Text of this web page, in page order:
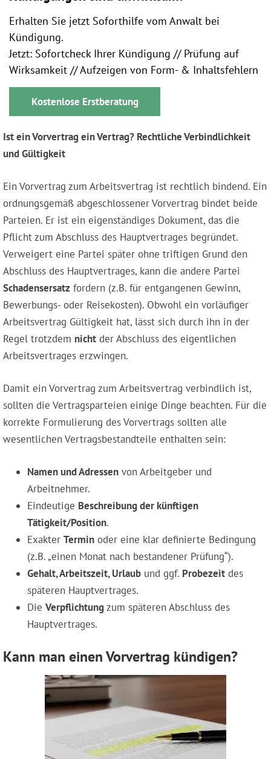
Erhalten Sie jetzt Soforthilfe vom Anwalt bei
Kündigung.
Jetzt: Sofortcheck Ihrer Kündigung // Prüfung auf
Wirksamkeit // Aufzeigen von Form- & Inhaltsfehlern
Kostenlose Erstberatung
Ist ein Vorvertrag ein Vertrag? Rechtliche Verbindlichkeit
und Gültigkeit
Ein Vorvertrag zum Arbeitsvertrag ist rechtlich bindend. Ein
ordnungsgemäß abgeschlossener Vorvertrag bindet beide
Parteien. Er ist ein eigenständiges Dokument, das die
Pflicht zum Abschluss des Hauptvertrages begründet.
Verweigert eine Partei später ohne triftigen Grund den
Abschluss des Hauptvertrages, kann die andere Partei
Schadensersatz fordern (z.B. für entgangenen Gewinn,
Bewerbungs- oder Reisekosten). Obwohl ein vorläufiger
Arbeitsvertrag Gültigkeit hat, lässt sich durch ihn in der
Regel trotzdem nicht der Abschluss des eigentlichen
Arbeitsvertrages erzwingen.
Damit ein Vorvertrag zum Arbeitsvertrag verbindlich ist,
sollten die Vertragsparteien einige Dinge beachten. Für die
korrekte Formulierung des Vorvertrags sollten alle
wesentlichen Vertragsbestandteile enthalten sein:
Namen und Adressen von Arbeitgeber und
Arbeitnehmer.
Eindeutige Beschreibung der künftigen
Tätigkeit/Position.
Exakter Termin oder eine klar definierte Bedingung
(z.B. „einen Monat nach bestandener Prüfung“).
Gehalt, Arbeitszeit, Urlaub und ggf. Probezeit des
späteren Hauptvertrages.
Die Verpflichtungzum späteren Abschluss des
Hauptvertrages.
Kann man einen Vorvertrag kündigen?